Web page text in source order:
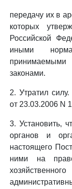
передачу их в
которых
Российской
иными
принимаемыми
законами.
2. Утратил
от 23.03.2006 N
3. Установить,
органов и
настоящего
ними на